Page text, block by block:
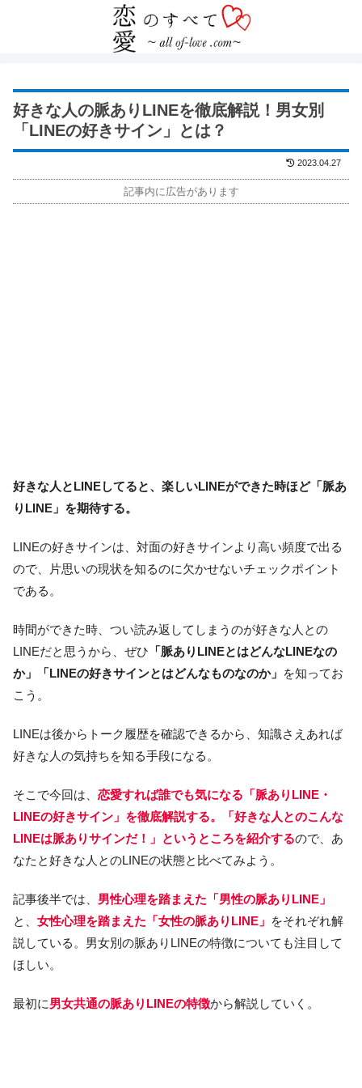
好きな人の脈ありLINEを徹底解説！男女別
「LINEの好きサイン」とは？
2023.04.27
記事内に広告があります
好きな人とLINEしてると、楽しいLINEができた時ほど「脈あ
りLINE」を期待する。
LINEの好きサインは、対面の好きサインより高い頻度で出る
ので、片思いの現状を知るのに欠かせないチェックポイント
である。
時間ができた時、つい読み返してしまうのが好きな人との
LINEだと思うから、ぜひ 「脈ありLINEとはどんなLINEなの
か」「LINEの好きサインとはどんなものなのか」 を知ってお
こう。
LINEは後からトーク履歴を確認できるから、知識さえあれば
好きな人の気持ちを知る手段になる。
そこで今回は、 恋愛すれば誰でも気になる「脈ありLINE・
LINEの好きサイン」を徹底解説する。「好きな人とのこんな
LINEは脈ありサインだ！」というところを紹介するので、あ
なたと好きな人とのLINEの状態と比べてみよう。
記事後半では、 男性心理を踏まえた「男性の脈ありLINE」
と、 女性心理を踏まえた「女性の脈ありLINE」 をそれぞれ解
説している。男女別の脈ありLINEの特徴についても注目して
ほしい。
最初に男女共通の脈ありLINEの特徴から解説していく。